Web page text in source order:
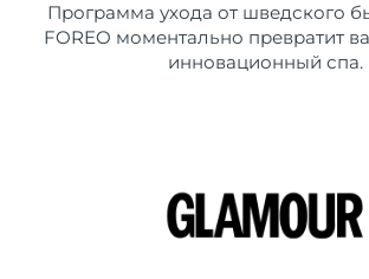
Программа ухода от шведского
FOREO моментально превратит
инновационный спа.